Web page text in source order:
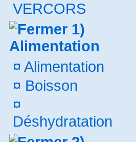
VERCORS
1)
Alimentation
¤ Alimentation
¤ Boisson
¤
Déshydratation